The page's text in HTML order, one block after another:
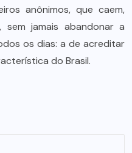
anônimos, que caem,
sem jamais abandonar a
os dias: a de acreditar
do Brasil.